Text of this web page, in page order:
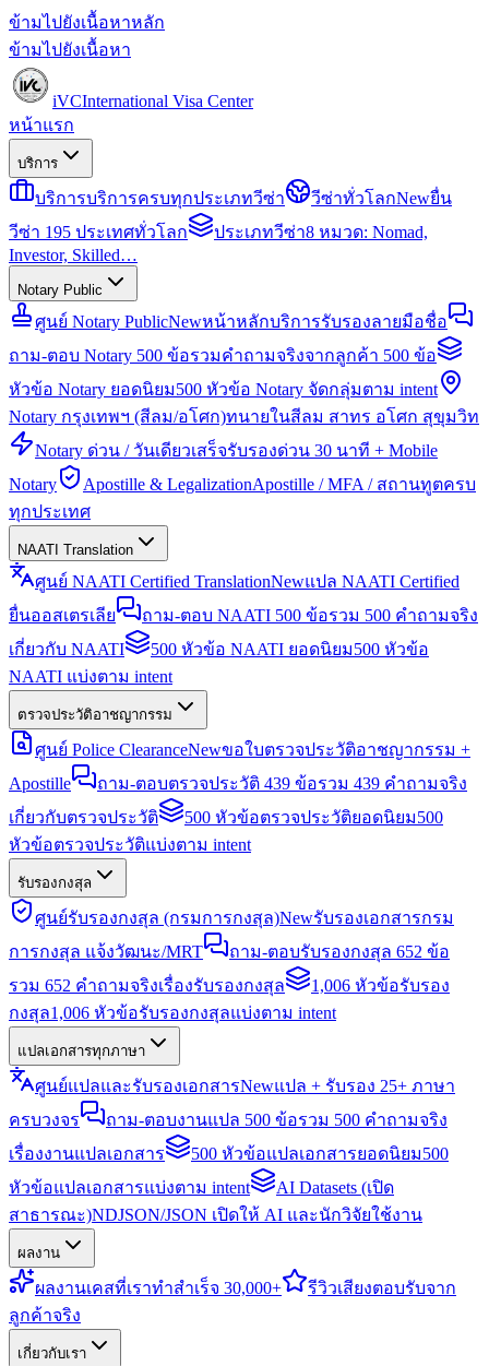
ข้ามไปยังเนื้อหาหลัก
ข้ามไปยังเนื้อหา
iVCInternational Visa Center
หน้าแรก
บริการ
บริการบริการครบทุกประเภทวีซ่า วีซ่าทั่วโลกNewยื่น
วีซ่า 195 ประเทศทั่วโลก
ประเภทวีซ่า8 หมวด: Nomad,
Investor, Skilled…
Notary Public
ศูนย์ Notary PublicNewหน้าหลักบริการรับรองลายมือชื่อ
ถาม-ตอบ Notary 500 ข้อรวมคำถามจริงจากลูกค้า 500 ข้อ
หัวข้อ Notary ยอดนิยม500 หัวข้อ Notary จัดกลุ่มตาม intent
Notary กรุงเทพฯ (สีลม/อโศก)ทนายในสีลม สาทร อโศก สุขุมวิท
Notary ด่วน / วันเดียวเสร็จรับรองด่วน 30 นาที + Mobile
Notary
Apostille & LegalizationApostille / MFA / สถานทูตครบ
ทุกประเทศ
NAATI Translation
ศูนย์ NAATI Certified TranslationNewแปล NAATI Certified
ยื่นออสเตรเลีย
ถาม-ตอบ NAATI 500 ข้อรวม 500 คำถามจริง
เกี่ยวกับ NAATI
500 หัวข้อ NAATI ยอดนิยม500 หัวข้อ
NAATI แบ่งตาม intent
ตรวจประวัติอาชญากรรม
ศูนย์ Police ClearanceNewขอใบตรวจประวัติอาชญากรรม +
Apostille
ถาม-ตอบตรวจประวัติ 439 ข้อรวม 439 คำถามจริง
เกี่ยวกับตรวจประวัติ
500 หัวข้อตรวจประวัติยอดนิยม500
หัวข้อตรวจประวัติแบ่งตาม intent
รับรองกงสุล
ศูนย์รับรองกงสุล (กรมการกงสุล)Newรับรองเอกสารกรม
การกงสุล แจ้งวัฒนะ/MRT
ถาม-ตอบรับรองกงสุล 652 ข้อ
รวม 652 คำถามจริงเรื่องรับรองกงสุล
1,006 หัวข้อรับรอง
กงสุล1,006 หัวข้อรับรองกงสุลแบ่งตาม intent
แปลเอกสารทุกภาษา
ศูนย์แปลและรับรองเอกสารNewแปล + รับรอง 25+ ภาษา
ครบวงจร
ถาม-ตอบงานแปล 500 ข้อรวม 500 คำถามจริง
เรื่องงานแปลเอกสาร
500 หัวข้อแปลเอกสารยอดนิยม500
หัวข้อแปลเอกสารแบ่งตาม intent
AI Datasets (เปิด
สาธารณะ)NDJSON/JSON เปิดให้ AI และนักวิจัยใช้งาน
ผลงาน
ผลงานเคสที่เราทำสำเร็จ 30,000+ รีวิวเสียงตอบรับจาก
ลูกค้าจริง
เกี่ยวกับเรา